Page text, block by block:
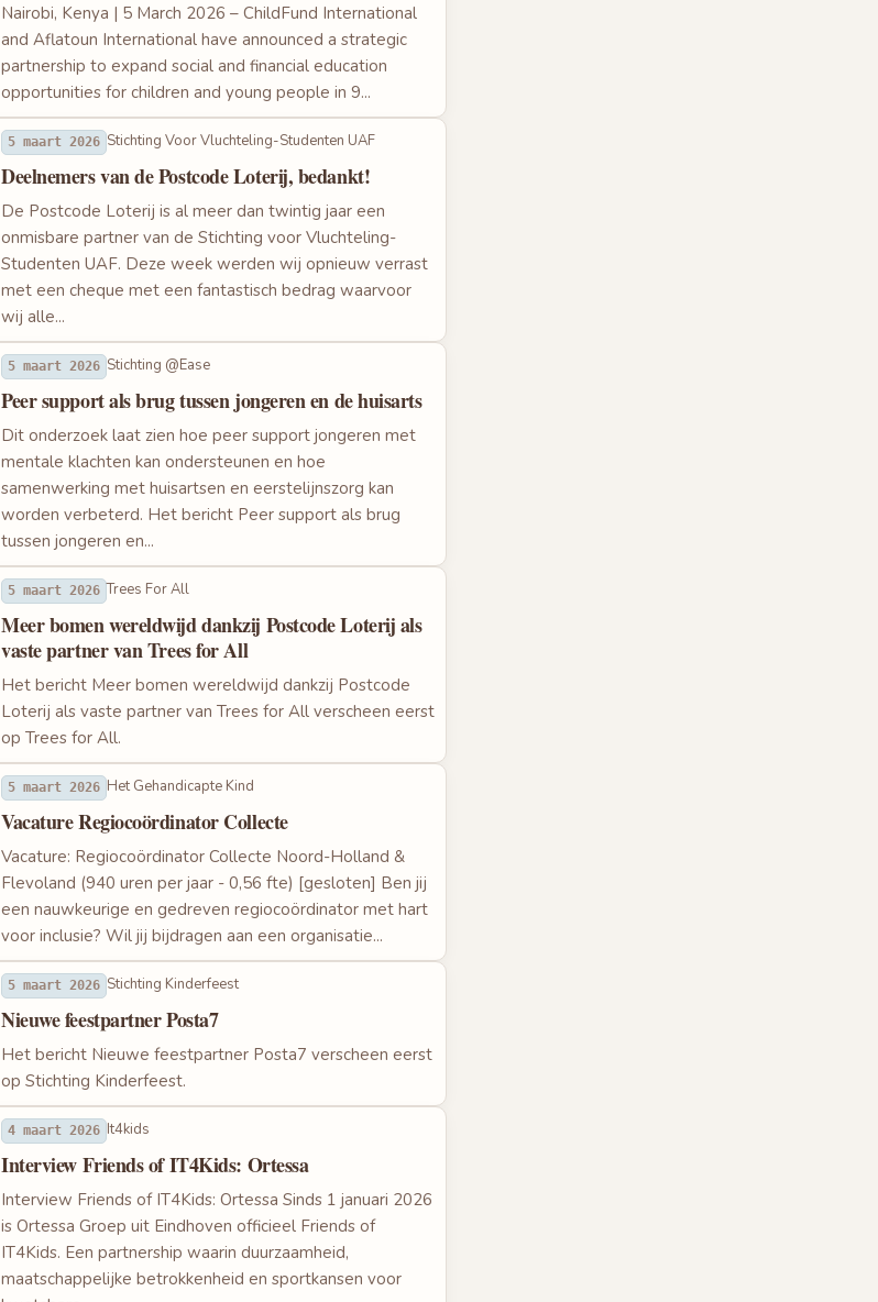
Nairobi, Kenya | 5 March 2026 – ChildFund International
and Aflatoun International have announced a strategic
partnership to expand social and financial education
opportunities for children and young people in 9...
5 maart 2026 Stichting Voor Vluchteling-Studenten UAF
Deelnemers van de Postcode Loterij, bedankt!
De Postcode Loterij is al meer dan twintig jaar een
onmisbare partner van de Stichting voor Vluchteling-
Studenten UAF. Deze week werden wij opnieuw verrast
met een cheque met een fantastisch bedrag waarvoor
wij alle...
5 maart 2026 Stichting @Ease
Peer support als brug tussen jongeren en de huisarts
Dit onderzoek laat zien hoe peer support jongeren met
mentale klachten kan ondersteunen en hoe
samenwerking met huisartsen en eerstelijnszorg kan
worden verbeterd. Het bericht Peer support als brug
tussen jongeren en...
5 maart 2026 Trees For All
Meer bomen wereldwijd dankzij Postcode Loterij als
vaste partner van Trees for All
Het bericht Meer bomen wereldwijd dankzij Postcode
Loterij als vaste partner van Trees for All verscheen eerst
op Trees for All.
5 maart 2026 Het Gehandicapte Kind
Vacature Regiocoördinator Collecte
Vacature: Regiocoördinator Collecte Noord-Holland &
Flevoland (940 uren per jaar - 0,56 fte) [gesloten] Ben jij
een nauwkeurige en gedreven regiocoördinator met hart
voor inclusie? Wil jij bijdragen aan een organisatie...
5 maart 2026 Stichting Kinderfeest
Nieuwe feestpartner Posta7
Het bericht Nieuwe feestpartner Posta7 verscheen eerst
op Stichting Kinderfeest.
4 maart 2026 It4kids
Interview Friends of IT4Kids: Ortessa
Interview Friends of IT4Kids: Ortessa Sinds 1 januari 2026
is Ortessa Groep uit Eindhoven officieel Friends of
IT4Kids. Een partnership waarin duurzaamheid,
maatschappelijke betrokkenheid en sportkansen voor